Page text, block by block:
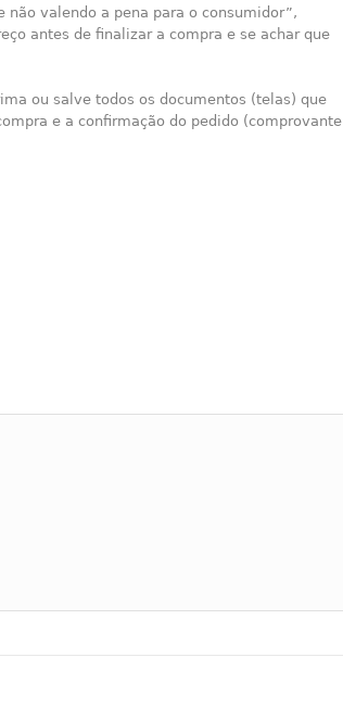
não valendo a pena para o consumidor”,
antes de finalizar a compra e se achar que
ou salve todos os documentos (telas) que
e a confirmação do pedido (comprovante